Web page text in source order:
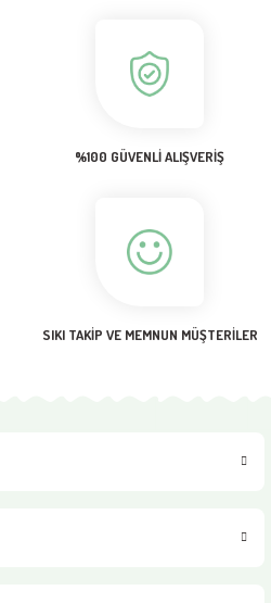
görüntülenemiyor.
bulunuyor.
%100 GÜVENLİ ALIŞVERİŞ
SIKI TAKİP VE MEMNUN MÜŞTERİLER